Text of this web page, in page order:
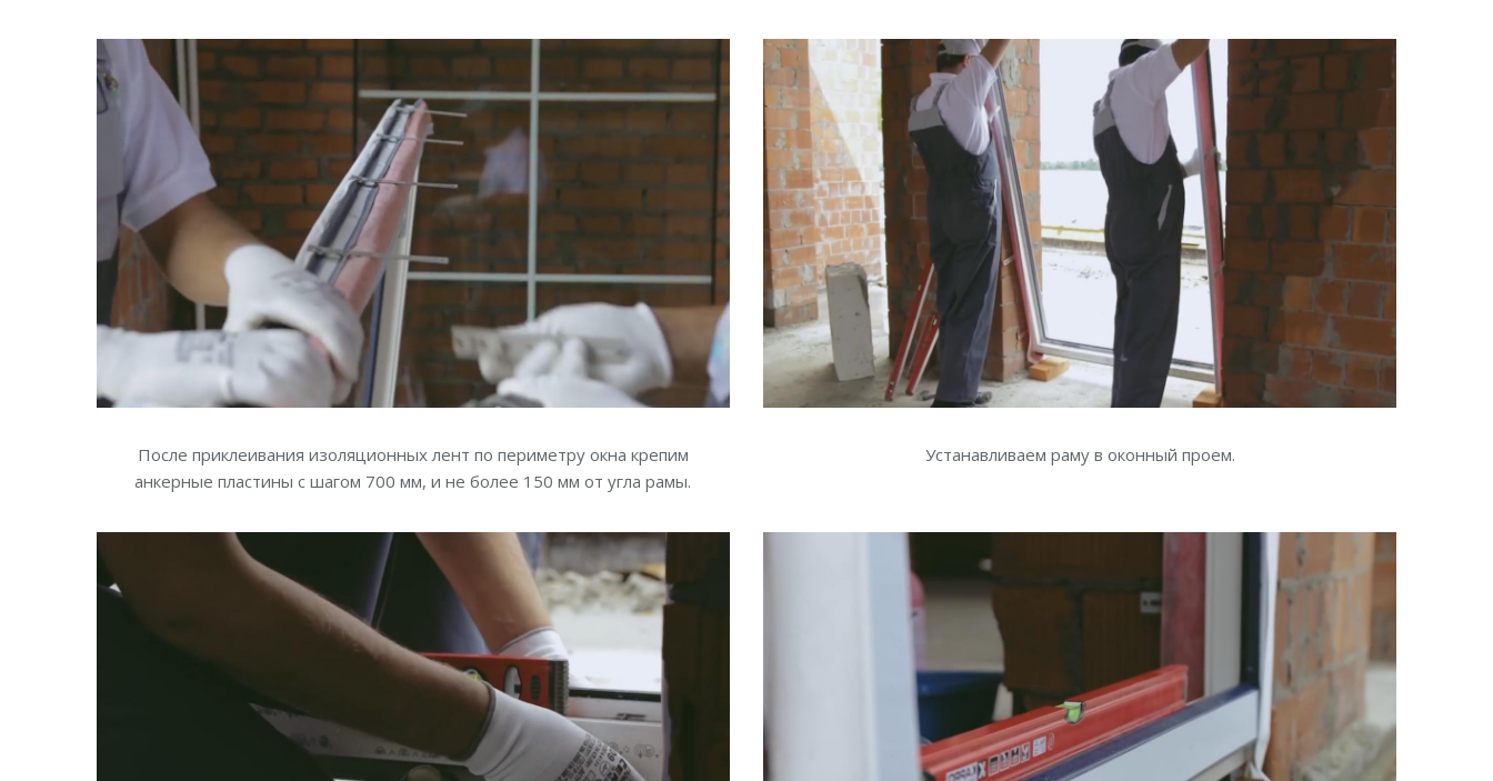
После приклеивания изоляционных лент по периметру окна крепим
анкерные пластины с шагом 700 мм, и не более 150 мм от угла рамы.
Устанавливаем раму в оконный проем.